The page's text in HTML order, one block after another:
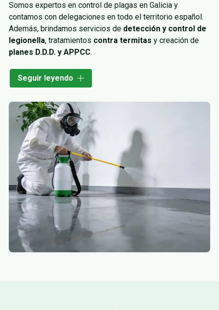
Somos expertos en control de plagas en Galicia y
contamos con delegaciones en todo el territorio español.
Además, brindamos servicios de detección y control de
legionella, tratamientos contra termitas y creación de
planes D.D.D. y APPCC.
Somos una empresa de referencia en la eliminación de
plagas, porque combatimos roedores, insectos y especies
generación.
Estamos inscritos en el Registro de Establecimientos y
Servicios Biocidas de Galicia con el
n.º 0103-GAL-SCO
todos nuestrostécnicos cuentan con el carné de
manipulador de biocidas
que exige la legislación.
Trabajamos con
laboratorios de primer nivel como
Bayer, Cyanamid o Dow, lo que nos da acceso a una
amplia variedad de productos para reconocer el problema,
hacer el seguimiento y controlar cada tratamiento.
Seguir leyendo